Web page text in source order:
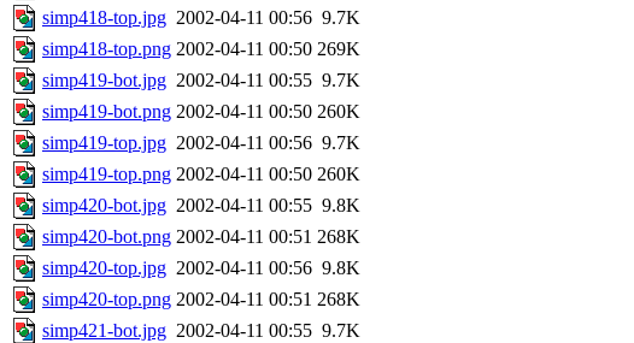
simp418-top.jpg 2002-04-11 00:56 9.7K
simp418-top.png 2002-04-11 00:50 269K
simp419-bot.jpg 2002-04-11 00:55 9.7K
simp419-bot.png 2002-04-11 00:50 260K
simp419-top.jpg 2002-04-11 00:56 9.7K
simp419-top.png 2002-04-11 00:50 260K
simp420-bot.jpg 2002-04-11 00:55 9.8K
simp420-bot.png 2002-04-11 00:51 268K
simp420-top.jpg 2002-04-11 00:56 9.8K
simp420-top.png 2002-04-11 00:51 268K
simp421-bot.jpg 2002-04-11 00:55 9.7K